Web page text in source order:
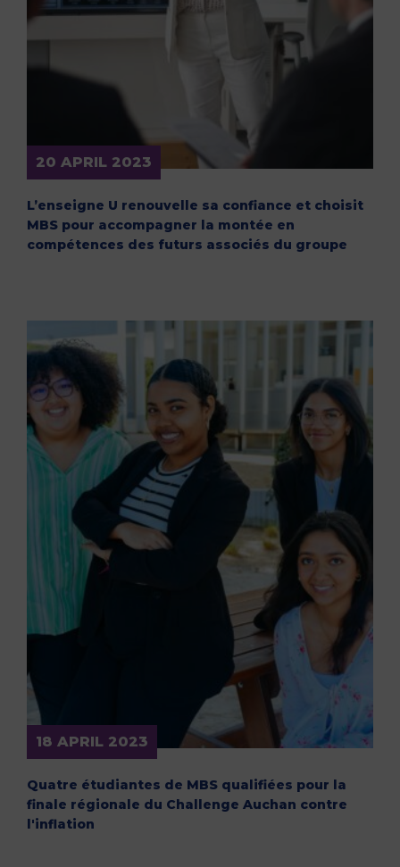
20 APRIL 2023
L’enseigne U renouvelle sa confiance et choisit
MBS pour accompagner la montée en
compétences des futurs associés du groupe
18 APRIL 2023
Quatre étudiantes de MBS qualifiées pour la
finale régionale du Challenge Auchan contre
l'inflation